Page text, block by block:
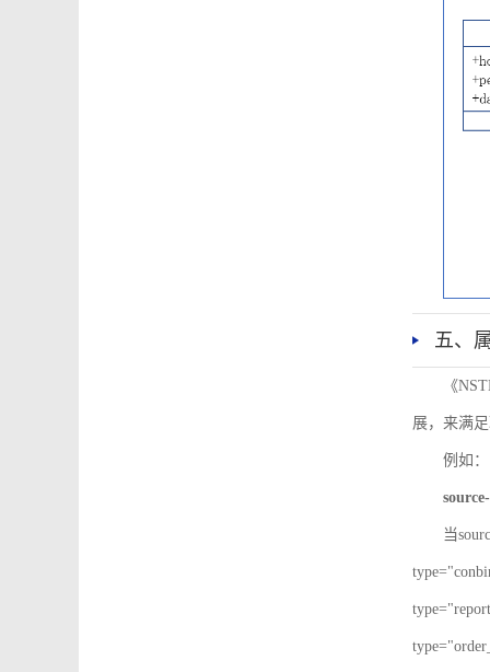
五、
《
展，来满
例如：
当